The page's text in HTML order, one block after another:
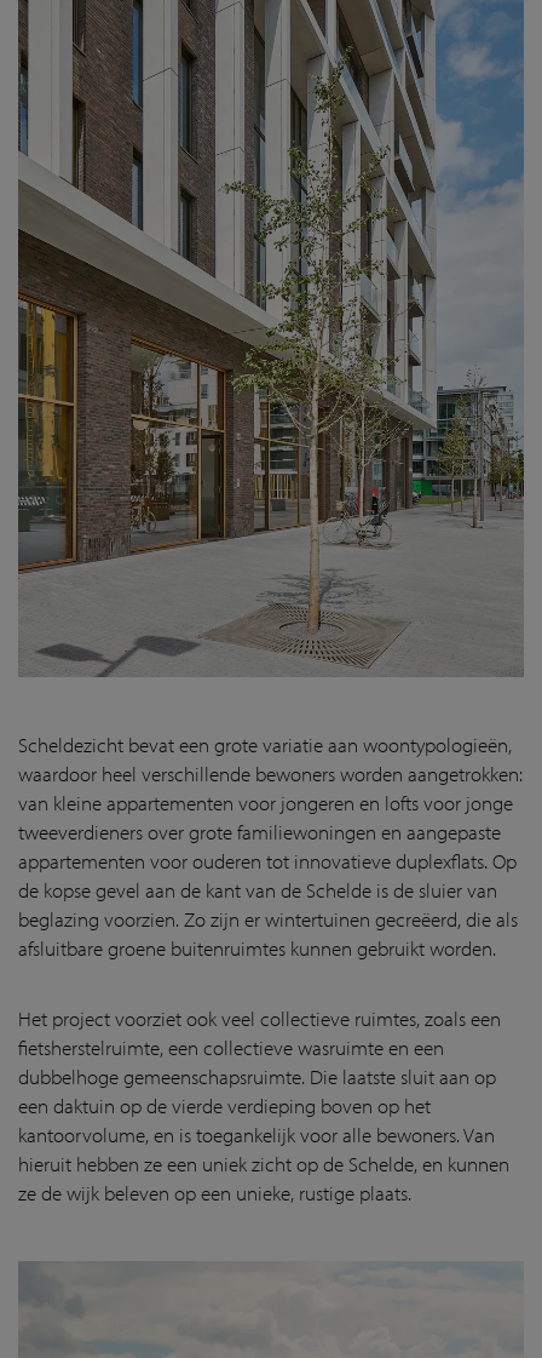
Scheldezicht bevat een grote variatie aan woontypologieën,
waardoor heel verschillende bewoners worden aangetrokken:
van kleine appartementen voor jongeren en lofts voor jonge
tweeverdieners over grote familiewoningen en aangepaste
appartementen voor ouderen tot innovatieve duplexflats. Op
de kopse gevel aan de kant van de Schelde is de sluier van
beglazing voorzien. Zo zijn er wintertuinen gecreëerd, die als
afsluitbare groene buitenruimtes kunnen gebruikt worden.
Het project voorziet ook veel collectieve ruimtes, zoals een
fietsherstelruimte, een collectieve wasruimte en een
dubbelhoge gemeenschapsruimte. Die laatste sluit aan op
een daktuin op de vierde verdieping boven op het
kantoorvolume, en is toegankelijk voor alle bewoners. Van
hieruit hebben ze een uniek zicht op de Schelde, en kunnen
ze de wijk beleven op een unieke, rustige plaats.